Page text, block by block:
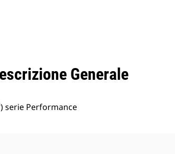
Generale
serie Performance